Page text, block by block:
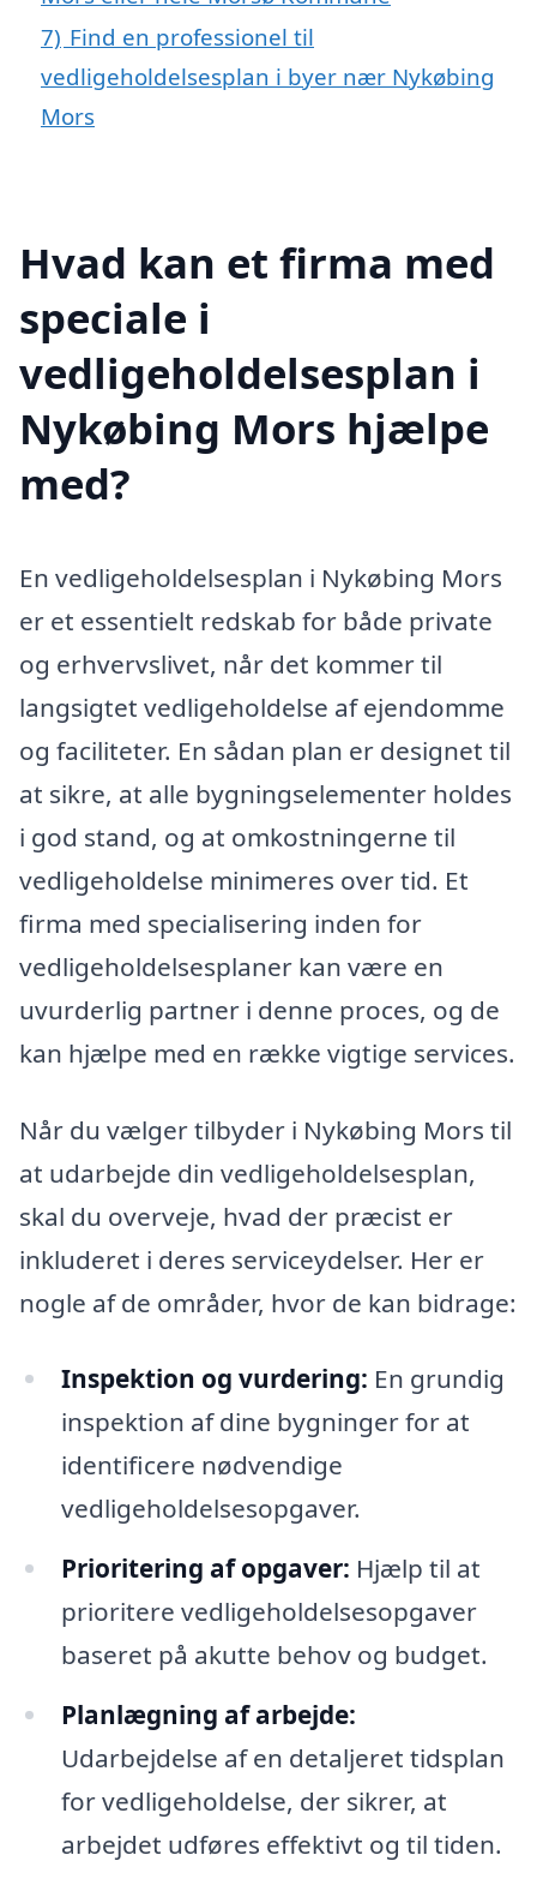
7) Find en professionel til
vedligeholdelsesplan i byer nær Nykøbing
Mors
Hvad kan et firma med
speciale i
vedligeholdelsesplan i
Nykøbing Mors hjælpe
med?
En vedligeholdelsesplan i Nykøbing Mors
er et essentielt redskab for både private
og erhvervslivet, når det kommer til
langsigtet vedligeholdelse af ejendomme
og faciliteter. En sådan plan er designet til
at sikre, at alle bygningselementer holdes
i god stand, og at omkostningerne til
vedligeholdelse minimeres over tid. Et
firma med specialisering inden for
vedligeholdelsesplaner kan være en
uvurderlig partner i denne proces, og de
kan hjælpe med en række vigtige services.
Når du vælger tilbyder i Nykøbing Mors til
at udarbejde din vedligeholdelsesplan,
skal du overveje, hvad der præcist er
inkluderet i deres serviceydelser. Her er
nogle af de områder, hvor de kan bidrage:
Inspektion og vurdering: En grundig
inspektion af dine bygninger for at
identificere nødvendige
vedligeholdelsesopgaver.
Prioritering af opgaver: Hjælp til at
prioritere vedligeholdelsesopgaver
baseret på akutte behov og budget.
Planlægning af arbejde:
Udarbejdelse af en detaljeret tidsplan
for vedligeholdelse, der sikrer, at
arbejdet udføres effektivt og til tiden.